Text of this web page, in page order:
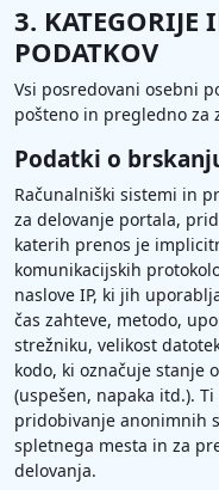
3.
PODATKOV
Vsi posredovani osebni
pošteno in pregledno za
Podatki o
Računalniški sistemi in
za delovanje portala,
katerih prenos je
komunikacijskih
naslove IP, ki jih
čas zahteve, metodo,
strežniku, velikost
kodo, ki označuje stanje
(uspešen, napaka itd.).
pridobivanje anonimnih
spletnega mesta in za
delovanja.